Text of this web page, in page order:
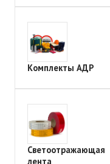
Комплекты АДР
Светоотражающая
лента